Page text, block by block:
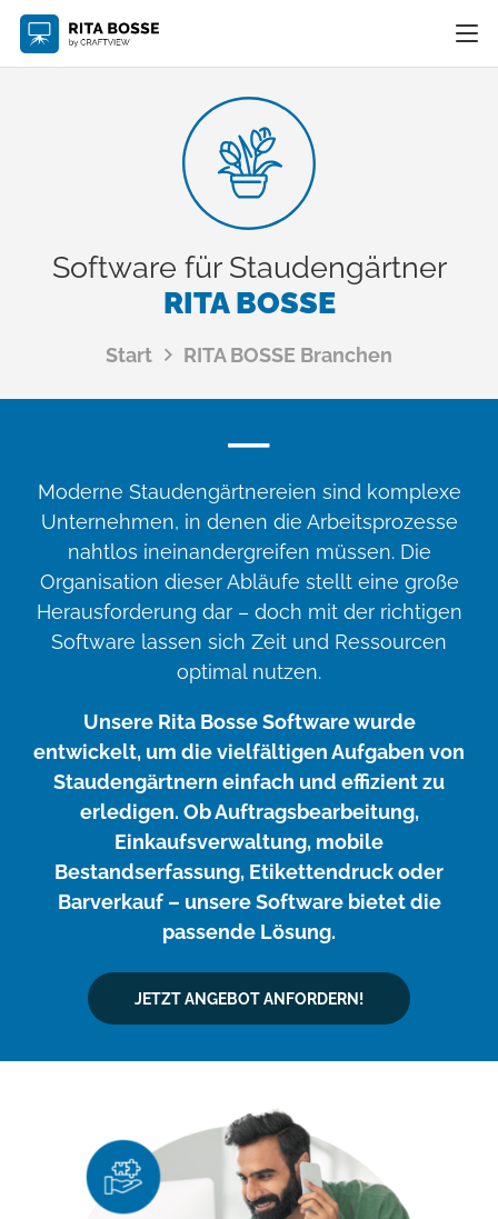
Software für Staudengärtner
RITA BOSSE
Start RITA BOSSE Branchen
Moderne Staudengärtnereien sind komplexe
Unternehmen, in denen die Arbeitsprozesse
nahtlos ineinandergreifen müssen. Die
Organisation dieser Abläufe stellt eine große
Herausforderung dar – doch mit der richtigen
Software lassen sich Zeit und Ressourcen
optimal nutzen.
Unsere Rita Bosse Software wurde
entwickelt, um die vielfältigen Aufgaben von
Staudengärtnern einfach und effizient zu
erledigen. Ob Auftragsbearbeitung,
Einkaufsverwaltung, mobile
Bestandserfassung, Etikettendruck oder
Barverkauf – unsere Software bietet die
passende Lösung.
JETZT ANGEBOT ANFORDERN!